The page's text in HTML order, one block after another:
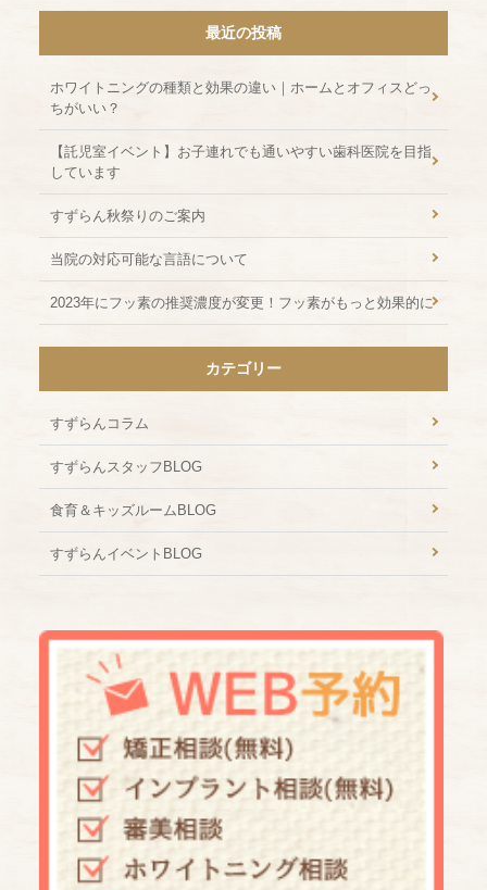
最近の投稿
ホワイトニングの種類と効果の違い｜ホームとオフィスどっ
ちがいい？
【託児室イベント】お子連れでも通いやすい歯科医院を目指
しています
すずらん秋祭りのご案内
当院の対応可能な言語について
2023年にフッ素の推奨濃度が変更！フッ素がもっと効果的に
カテゴリー
すずらんコラム
すずらんスタッフBLOG
食育＆キッズルームBLOG
すずらんイベントBLOG